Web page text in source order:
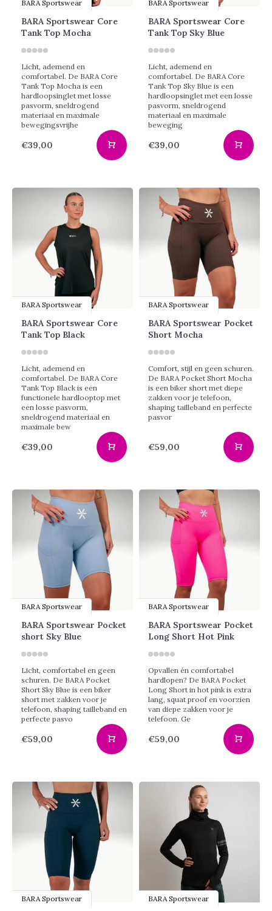
BARA Sportswear
BARA Sportswear Core
Tank Top Mocha
Licht, ademend en
comfortabel. De BARA Core
Tank Top Mocha is een
hardloopsinglet met losse
pasvorm, sneldrogend
materiaal en maximale
bewegingsvrijhe
€39,00
BARA Sportswear
BARA Sportswear Core
Tank Top Sky Blue
Licht, ademend en
comfortabel. De BARA Core
Tank Top Sky Blue is een
hardloopsinglet met een losse
pasvorm, sneldrogend
materiaal en maximale
beweging
€39,00
BARA Sportswear
BARA Sportswear Core
Tank Top Black
Licht, ademend en
comfortabel. De BARA Core
Tank Top Black is een
functionele hardlooptop met
een losse pasvorm,
sneldrogend materiaal en
maximale bew
€39,00
BARA Sportswear
BARA Sportswear Pocket
Short Mocha
Comfort, stijl en geen schuren.
De BARA Pocket Short Mocha
is een biker short met diepe
zakken voor je telefoon,
shaping tailleband en perfecte
pasvor
€59,00
BARA Sportswear
BARA Sportswear Pocket
short Sky Blue
Licht, comfortabel en geen
schuren. De BARA Pocket
Short Sky Blue is een biker
short met zakken voor je
telefoon, shaping tailleband en
perfecte pasvo
€59,00
BARA Sportswear
BARA Sportswear Pocket
Long Short Hot Pink
Opvallen én comfortabel
hardlopen? De BARA Pocket
Long Short in hot pink is extra
lang, squat proof en voorzien
van diepe zakken voor je
telefoon. Ge
€59,00
BARA Sportswear BARA Sportswear